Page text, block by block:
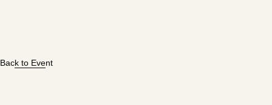
Back to Event